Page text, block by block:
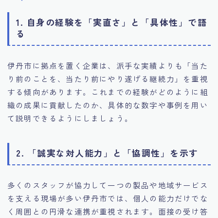
1. 自身の経験を「実直さ」と「具体性」で語
る
伊丹市に拠点を置く企業は、派手な実績よりも「当た
り前のことを、当たり前にやり遂げる継続力」を重視
する傾向があります。これまでの経験がどのように組
織の成果に貢献したのか、具体的な数字や事例を用い
て説明できるようにしましょう。
2. 「誠実な対人能力」と「協調性」を示す
多くのスタッフが協力して一つの製品や地域サービス
を支える現場が多い伊丹市では、個人の能力だけでな
く周囲との円滑な連携が重視されます。面接の受け答